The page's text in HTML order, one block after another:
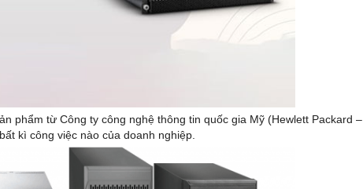
phẩm từ Công ty công nghệ thông tin quốc gia Mỹ (Hewlett Packard –
kì công việc nào của doanh nghiệp.